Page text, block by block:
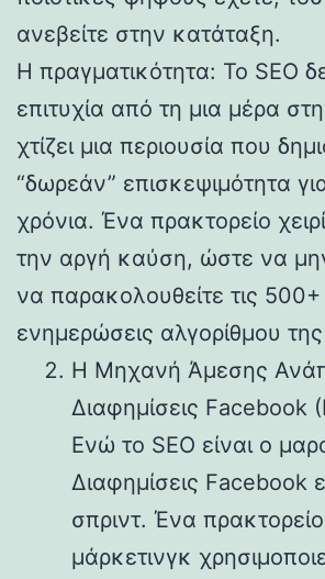
ανεβείτε στην κατάταξη.
Η πραγματικότητα: Το SEO
επιτυχία από τη μια μέρα
χτίζει μια περιουσία που
“δωρεάν” επισκεψιμότητα
χρόνια. Ένα πρακτορείο
την αργή καύση, ώστε να
να παρακολουθείτε τις 500+
ενημερώσεις αλγορίθμου
Η Μηχανή Άμεσης
Διαφημίσεις Facebook
Ενώ το SEO είναι ο
Διαφημίσεις Facebook
σπριντ. Ένα
μάρκετινγκ